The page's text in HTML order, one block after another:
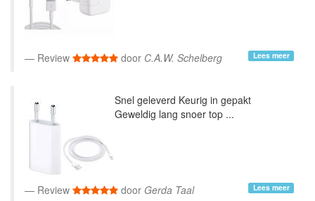
Review door C.A.W. Schelberg Lees meer
Snel geleverd Keurig in gepakt
Geweldig lang snoer top ...
Review door Gerda Taal Lees meer